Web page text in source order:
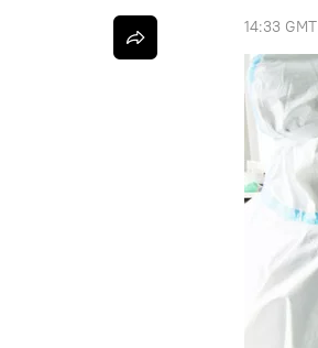
14:33